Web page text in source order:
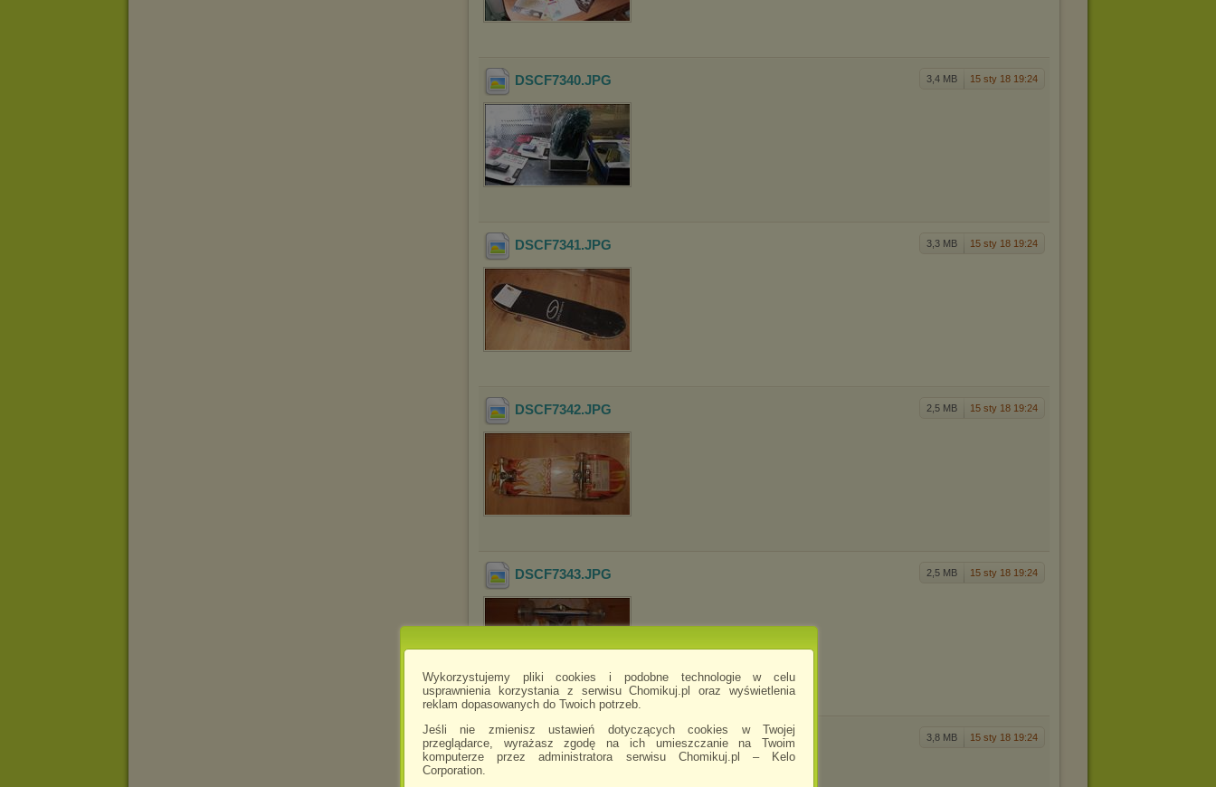
Wykorzystujemy pliki cookies i podobne technologie w celu
usprawnienia korzystania z serwisu Chomikuj.pl oraz wyświetlenia
reklam dopasowanych do Twoich potrzeb.
Jeśli nie zmienisz ustawień dotyczących cookies w Twojej
przeglądarce, wyrażasz zgodę na ich umieszczanie na Twoim
komputerze przez administratora serwisu Chomikuj.pl – Kelo
Corporation.
3,4 MB 15 sty 18 19:24
DSCF7340.JPG
3,3 MB 15 sty 18 19:24
DSCF7341.JPG
2,5 MB 15 sty 18 19:24
DSCF7342.JPG
2,5 MB 15 sty 18 19:24
DSCF7343.JPG
3,8 MB 15 sty 18 19:24
DSCF7344.JPG